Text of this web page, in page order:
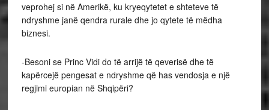
veprohej si në Amerikë, ku kryeqytetet e shteteve të
ndryshme janë qendra rurale dhe jo qytete të mëdha
biznesi.
-Besoni se Princ Vidi do të arrijë të qeverisë dhe të
kapërcejë pengesat e ndryshme që has vendosja e një
regjimi europian në Shqipëri?